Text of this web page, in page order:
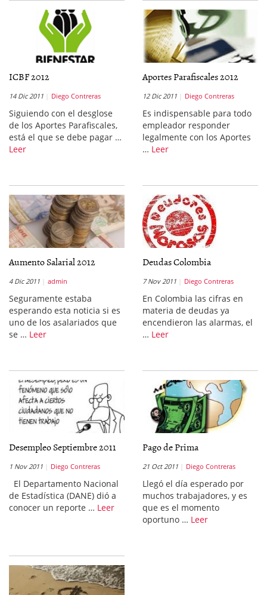
ICBF 2012
14 Dic 2011 Diego Contreras
Siguiendo con el desglose
de los Aportes Parafiscales,
está el que se debe pagar …
Leer
Aportes Parafiscales 2012
12 Dic 2011 Diego Contreras
Es indispensable para todo
empleador responder
legalmente con los Aportes
… Leer
Aumento Salarial 2012
4 Dic 2011 admin
Seguramente estaba
esperando esta noticia si es
uno de los asalariados que
se … Leer
Deudas Colombia
7 Nov 2011 Diego Contreras
En Colombia las cifras en
materia de deudas ya
encendieron las alarmas, el
… Leer
Desempleo Septiembre 2011
1 Nov 2011 Diego Contreras
El Departamento Nacional
de Estadística (DANE) dió a
conocer un reporte … Leer
Pago de Prima
21 Oct 2011 Diego Contreras
Llegó el día esperado por
muchos trabajadores, y es
que es el momento
oportuno … Leer